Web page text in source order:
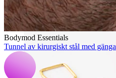
Typ av smycke
Bodymod Essentials
Tunnel av kirurgiskt stål med gänga